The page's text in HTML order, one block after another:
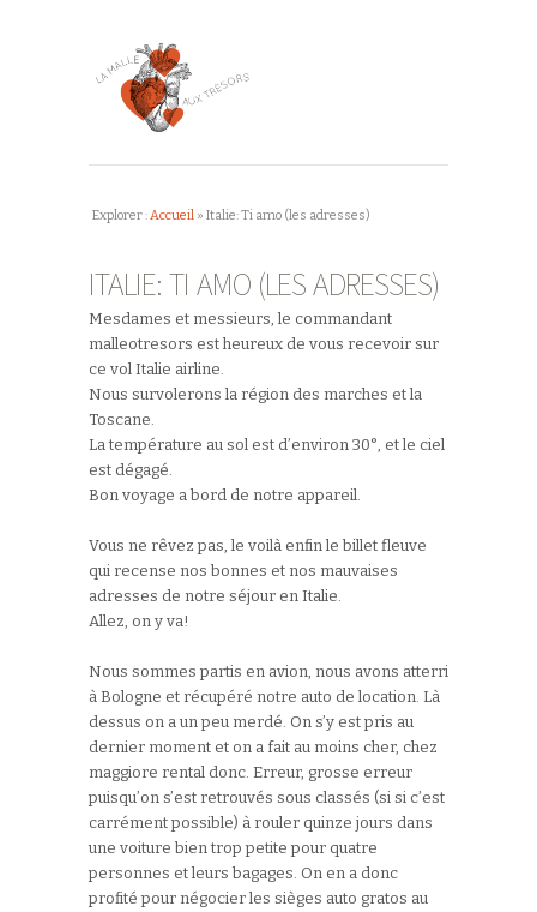
Explorer :Accueil » Italie: Ti amo (les adresses)
ITALIE: TI AMO (LES ADRESSES)
Mesdames et messieurs, le commandant
malleotresors est heureux de vous recevoir sur
ce vol Italie airline.
Nous survolerons la région des marches et la
Toscane.
La température au sol est d’environ 30°, et le ciel
est dégagé.
Bon voyage a bord de notre appareil.
Vous ne rêvez pas, le voilà enfin le billet fleuve
qui recense nos bonnes et nos mauvaises
adresses de notre séjour en Italie.
Allez, on y va!
Nous sommes partis en avion, nous avons atterri
à Bologne et récupéré notre auto de location. Là
dessus on a un peu merdé. On s’y est pris au
dernier moment et on a fait au moins cher, chez
maggiore rental donc. Erreur, grosse erreur
puisqu’on s’est retrouvés sous classés (si si c’est
carrément possible) à rouler quinze jours dans
une voiture bien trop petite pour quatre
personnes et leurs bagages. On en a donc
profité pour négocier les sièges auto gratos au